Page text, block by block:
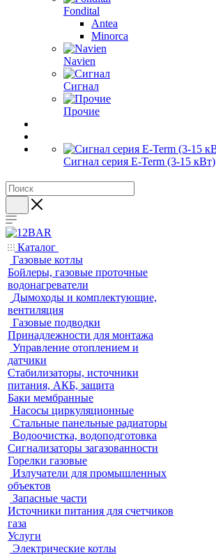
Fondital
Antea
Minorca
Navien
Сигнал
Прочие
Сигнал серия E-Term (3-15 кВт)
Каталог
Газовые котлы
Бойлеры, газовые проточные
водонагреватели
Дымоходы и комплектующие,
вентиляция
Газовые подводки
Принадлежности для монтажа
Управление отоплением и
датчики
Стабилизаторы, источники
питания, АКБ, защита
Баки мембранные
Насосы циркуляционные
Стальные панельные радиаторы
Водоочистка, водоподготовка
Сигнализаторы загазованности
Горелки газовые
Излучатели для промышленных
объектов
Запасные части
Источники питания для счетчиков
газа
Услуги
Электрические котлы